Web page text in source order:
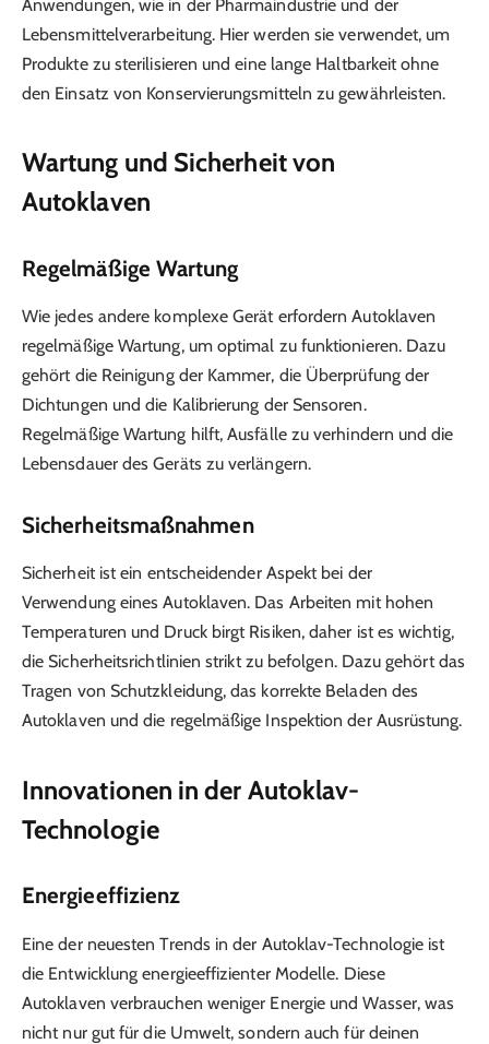
Anwendungen, wie in der Pharmaindustrie und der
Lebensmittelverarbeitung. Hier werden sie verwendet, um
Produkte zu sterilisieren und eine lange Haltbarkeit ohne
den Einsatz von Konservierungsmitteln zu gewährleisten.
Wartung und Sicherheit von
Autoklaven
Regelmäßige Wartung
Wie jedes andere komplexe Gerät erfordern Autoklaven
regelmäßige Wartung, um optimal zu funktionieren. Dazu
gehört die Reinigung der Kammer, die Überprüfung der
Dichtungen und die Kalibrierung der Sensoren.
Regelmäßige Wartung hilft, Ausfälle zu verhindern und die
Lebensdauer des Geräts zu verlängern.
Sicherheitsmaßnahmen
Sicherheit ist ein entscheidender Aspekt bei der
Verwendung eines Autoklaven. Das Arbeiten mit hohen
Temperaturen und Druck birgt Risiken, daher ist es wichtig,
die Sicherheitsrichtlinien strikt zu befolgen. Dazu gehört das
Tragen von Schutzkleidung, das korrekte Beladen des
Autoklaven und die regelmäßige Inspektion der Ausrüstung.
Innovationen in der Autoklav-
Technologie
Energieeffizienz
Eine der neuesten Trends in der Autoklav-Technologie ist
die Entwicklung energieeffizienter Modelle. Diese
Autoklaven verbrauchen weniger Energie und Wasser, was
nicht nur gut für die Umwelt, sondern auch für deinen